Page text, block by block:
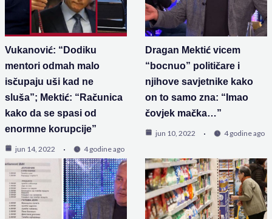
Vukanović: “Dodiku
mentori odmah malo
isčupaju uši kad ne
sluša”; Mektić: “Računica
kako da se spasi od
enormne korupcije”
jun 14, 2022 4 godine ago
Dragan Mektić vicem
“bocnuo” političare i
njihove savjetnike kako
on to samo zna: “Imao
čovjek mačka…”
jun 10, 2022 4 godine ago